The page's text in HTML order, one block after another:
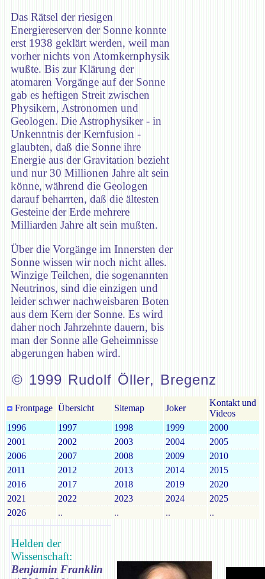
Das Rätsel der riesigen
Energiereserven der Sonne konnte
erst 1938 geklärt werden, weil man
vorher nichts von Atomkernphysik
wußte. Bis zur Klärung der
atomaren Vorgänge auf der Sonne
gab es heftigen Streit zwischen
Physikern, Astronomen und
Geologen. Die Astrophysiker - in
Unkenntnis der Kernfusion -
glaubten, daß die Sonne ihre
Energie aus der Gravitation bezieht
und nur 30 Millionen Jahre alt sein
könne, während die Geologen
darauf beharrten, daß die ältesten
Gesteine der Erde mehrere
Milliarden Jahre alt sein mußten.
Über die Vorgänge im Innersten der
Sonne wissen wir noch nicht alles.
Winzige Teilchen, die sogenannten
Neutrinos, sind die einzigen und
leider schwer nachweisbaren Boten
aus dem Kern der Sonne. Es wird
daher noch Jahrzehnte dauern, bis
man der Sonne alle Geheimnisse
abgerungen haben wird.
© 1999 Rudolf Öller, Bregenz
Frontpage Übersicht Sitemap Joker
Kontakt und
Videos
1996
1997 1998 1999
2000
2001
2002 2003 2004
2005
2006
2007 2008 2009
2010
2011
2012 2013 2014
2015
2016
2017 2018 2019
2020
2021
2022 2023 2024
2025
2026
.. .. .. ..
Helden der
Wissenschaft:
Benjamin Franklin